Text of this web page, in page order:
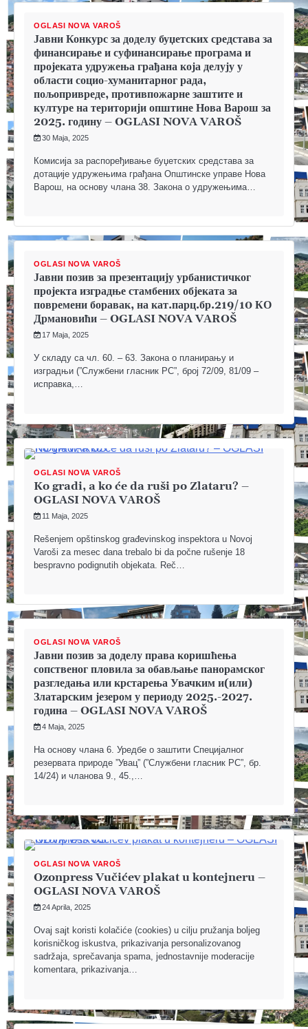
OGLASI NOVA VAROŠ
Јавни Конкурс за доделу буџетских средстава за
финансирање и суфинансирање програма и
пројеката удружења грађана која делују у
области социо-хуманитарног рада,
пољопривреде, противпожарне заштите и
културе на територији општине Нова Варош за
2025. годину – OGLASI NOVA VAROŠ
30 Maja, 2025
Комисија за распоређивање буџетских средстава за
дотације удружењима грађана Општинске управе Нова
Варош, на основу члана 38. Закона о удружењима…
OGLASI NOVA VAROŠ
Јавни позив за презентацију урбанистичког
пројекта изградње стамбених објеката за
повремени боравак, на кат.парц.бр.219/10 КО
Дрмановићи – OGLASI NOVA VAROŠ
17 Maja, 2025
У складу са чл. 60. – 63. Закона о планирању и
изградњи (”Службени гласник РС”, број 72/09, 81/09 –
исправка,…
OGLASI NOVA VAROŠ
Ko gradi, a ko će da ruši po Zlataru? –
OGLASI NOVA VAROŠ
11 Maja, 2025
Rešenjem opštinskog građevinskog inspektora u Novoj
Varoši za mesec dana trebalo bi da počne rušenje 18
bespravno podignutih objekata. Reč…
OGLASI NOVA VAROŠ
Јавни позив за доделу права коришћења
сопственог пловила за обављање панорамског
разгледања или крстарења Увачким и(или)
Златарским језером у периоду 2025.-2027.
година – OGLASI NOVA VAROŠ
4 Maja, 2025
На основу члана 6. Уредбе о заштити Специјалног
резервата природе ”Увац” (”Службени гласник РС”, бр.
14/24) и чланова 9., 45.,…
OGLASI NOVA VAROŠ
Ozonpress Vučićev plakat u kontejneru –
OGLASI NOVA VAROŠ
24 Aprila, 2025
Ovaj sajt koristi kolačiće (cookies) u cilju pružanja boljeg
korisničkog iskustva, prikazivanja personalizovanog
sadržaja, sprečavanja spama, jednostavnije moderacije
komentara, prikazivanja…